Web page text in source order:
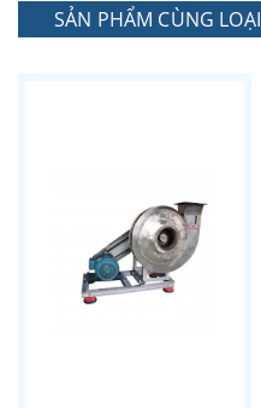
SẢN PHẨM CÙNG LOẠI